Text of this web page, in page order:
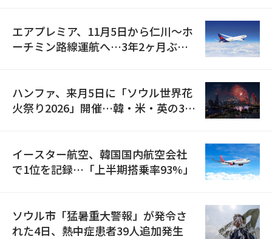
エアプレミア、11月5日から仁川〜ホ
ーチミン路線運航へ…3年2ヶ月ぶり
ハンファ、来月5日に「ソウル世界花
火祭り2026」開催…韓・米・英の3カ
イースター航空、韓国国内航空会社
で1位を記録…「上半期搭乗率93%」
ソウル市「猛暑重大警報」が発令さ
れた4日、熱中症患者39人追加発生